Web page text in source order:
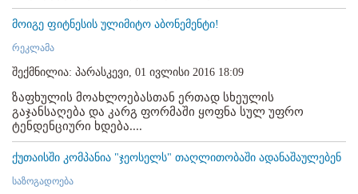
მოიგე ფიტნესის ულიმიტო აბონემენტი!
რეკლამა
შექმნილია: პარასკევი, 01 ივლისი 2016 18:09
ზაფხულის მოახლოებასთან ერთად სხეულის
გაჯანსაღება და კარგ ფორმაში ყოფნა სულ უფრო
ტენდენციური ხდება....
ქუთაისში კომპანია "ჯეოსელს" თაღლითობაში ადანაშაულებენ
საზოგადოება